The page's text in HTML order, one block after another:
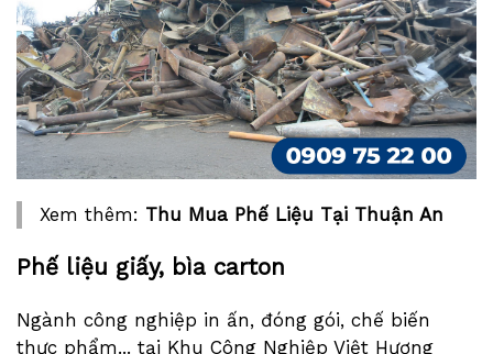
Xem thêm: Thu Mua Phế Liệu Tại Thuận An
Phế liệu giấy, bìa carton
Ngành công nghiệp in ấn, đóng gói, chế biến
thực phẩm... tại Khu Công Nghiệp Việt Hương